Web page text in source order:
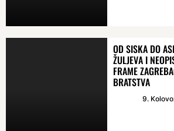
OD SISKA DO
ŽULJEVA I
FRAME
BRATSTVA
9.